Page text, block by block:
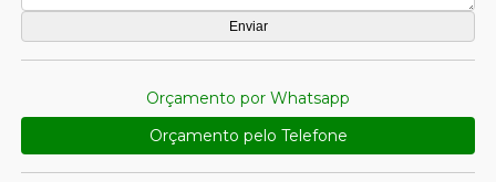
Orçamento por Whatsapp
Orçamento pelo Telefone